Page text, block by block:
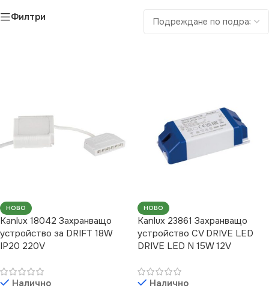
Филтри
НОВО
Kanlux 18042 Захранващо
устройство за DRIFT 18W
IP20 220V
Налично
НОВО
Kanlux 23861 Захранващо
устройство CV DRIVE LED
DRIVE LED N 15W 12V
Налично